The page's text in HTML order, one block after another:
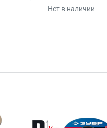
Нет в наличии